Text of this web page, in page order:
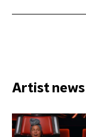
Artist news